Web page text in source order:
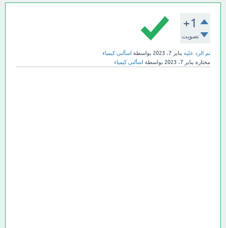
+1
تصويت
تم الرد عليه يناير 7، 2023 بواسطة اسألني كيمياء
مختارة يناير 7، 2023 بواسطة اسألنى كيمياء